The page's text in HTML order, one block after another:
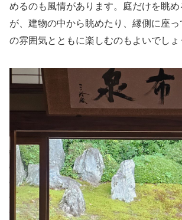
めるのも風情があります。庭だけを眺
が、建物の中から眺めたり、縁側に座
の雰囲気とともに楽しむのもよいでしょ